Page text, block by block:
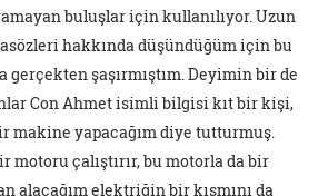
buluşlar için kullanılıyor. Uzun
hakkında düşündüğüm için bu
şaşırmıştım. Deyimin bir de
Con Ahmet isimli bilgisi kıt bir kişi,
makine yapacağım diye tutturmuş.
motoru çalıştırır, bu motorla da bir
alacağım elektriğin bir kısmını da